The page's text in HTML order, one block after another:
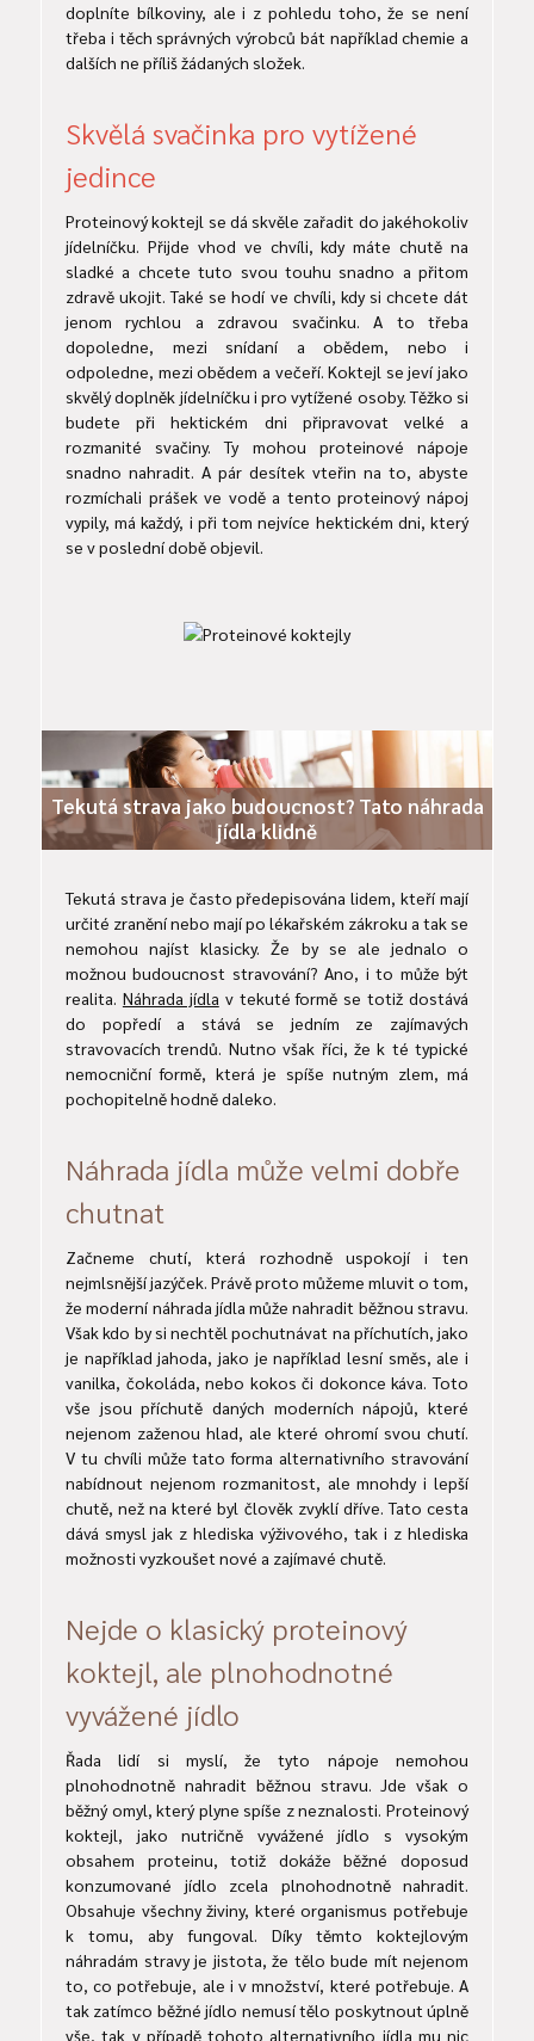
doplníte bílkoviny, ale i z pohledu toho, že se není
třeba i těch správných výrobců bát například chemie a
dalších ne příliš žádaných složek.
Skvělá svačinka pro vytížené
jedince
Proteinový koktejl se dá skvěle zařadit do jakéhokoliv
jídelníčku. Přijde vhod ve chvíli, kdy máte chutě na
sladké a chcete tuto svou touhu snadno a přitom
zdravě ukojit. Také se hodí ve chvíli, kdy si chcete dát
jenom rychlou a zdravou svačinku. A to třeba
dopoledne, mezi snídaní a obědem, nebo i
odpoledne, mezi obědem a večeří. Koktejl se jeví jako
skvělý doplněk jídelníčku i pro vytížené osoby. Těžko si
budete při hektickém dni připravovat velké a
rozmanité svačiny. Ty mohou proteinové nápoje
snadno nahradit. A pár desítek vteřin na to, abyste
rozmíchali prášek ve vodě a tento proteinový nápoj
vypily, má každý, i při tom nejvíce hektickém dni, který
se v poslední době objevil.
Tekutá strava jako budoucnost? Tato náhrada
jídla klidně
Tekutá strava je často předepisována lidem, kteří mají
určité zranění nebo mají po lékařském zákroku a tak se
nemohou najíst klasicky. Že by se ale jednalo o
možnou budoucnost stravování? Ano, i to může být
realita. Náhrada jídla v tekuté formě se totiž dostává
do popředí a stává se jedním ze zajímavých
stravovacích trendů. Nutno však říci, že k té typické
nemocniční formě, která je spíše nutným zlem, má
pochopitelně hodně daleko.
Náhrada jídla může velmi dobře
chutnat
Začneme chutí, která rozhodně uspokojí i ten
nejmlsnější jazýček. Právě proto můžeme mluvit o tom,
že moderní náhrada jídla může nahradit běžnou stravu.
Však kdo by si nechtěl pochutnávat na příchutích, jako
je například jahoda, jako je například lesní směs, ale i
vanilka, čokoláda, nebo kokos či dokonce káva. Toto
vše jsou příchutě daných moderních nápojů, které
nejenom zaženou hlad, ale které ohromí svou chutí.
V tu chvíli může tato forma alternativního stravování
nabídnout nejenom rozmanitost, ale mnohdy i lepší
chutě, než na které byl člověk zvyklí dříve. Tato cesta
dává smysl jak z hlediska výživového, tak i z hlediska
možnosti vyzkoušet nové a zajímavé chutě.
Nejde o klasický proteinový
koktejl, ale plnohodnotné
vyvážené jídlo
Řada lidí si myslí, že tyto nápoje nemohou
plnohodnotně nahradit běžnou stravu. Jde však o
běžný omyl, který plyne spíše z neznalosti. Proteinový
koktejl, jako nutričně vyvážené jídlo s vysokým
obsahem proteinu, totiž dokáže běžné doposud
konzumované jídlo zcela plnohodnotně nahradit.
Obsahuje všechny živiny, které organismus potřebuje
k tomu, aby fungoval. Díky těmto koktejlovým
náhradám stravy je jistota, že tělo bude mít nejenom
to, co potřebuje, ale i v množství, které potřebuje. A
tak zatímco běžné jídlo nemusí tělo poskytnout úplně
vše, tak v případě tohoto alternativního jídla mu nic